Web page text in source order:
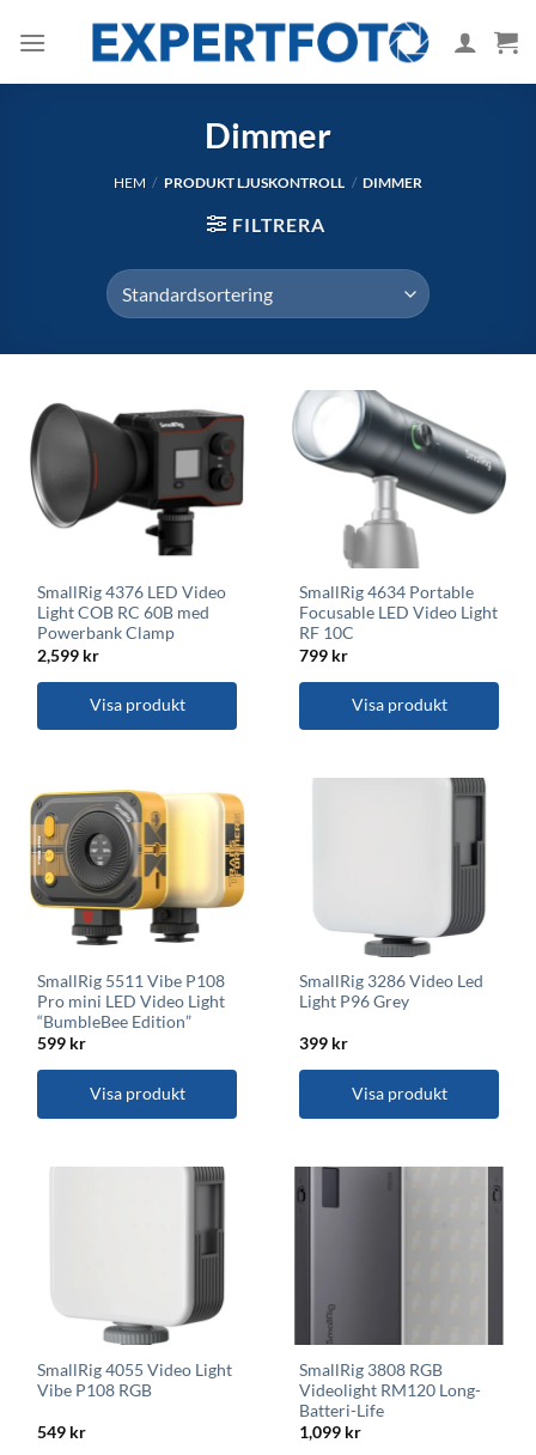
Dimmer
HEM / PRODUKT LJUSKONTROLL / DIMMER
FILTRERA
SmallRig 4376 LED Video
Light COB RC 60B med
Powerbank Clamp
2,599 kr
Visa produkt
SmallRig 4634 Portable
Focusable LED Video Light
RF 10C
799 kr
Visa produkt
SmallRig 5511 Vibe P108
Pro mini LED Video Light
“BumbleBee Edition”
599 kr
Visa produkt
SmallRig 3286 Video Led
Light P96 Grey
399 kr
Visa produkt
SmallRig 4055 Video Light
Vibe P108 RGB
549 kr
SmallRig 3808 RGB
Videolight RM120 Long-
Batteri-Life
1,099 kr